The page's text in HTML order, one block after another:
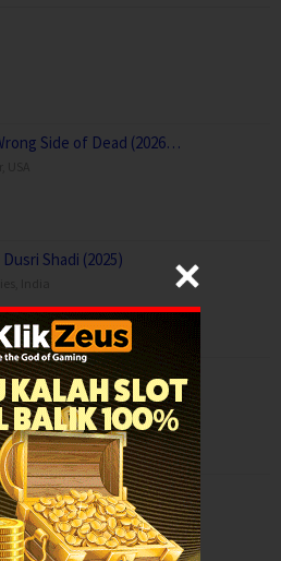
Side of Dead (2026…
Shadi (2025)
2 (2026)
,India
,Thriller,Philippines